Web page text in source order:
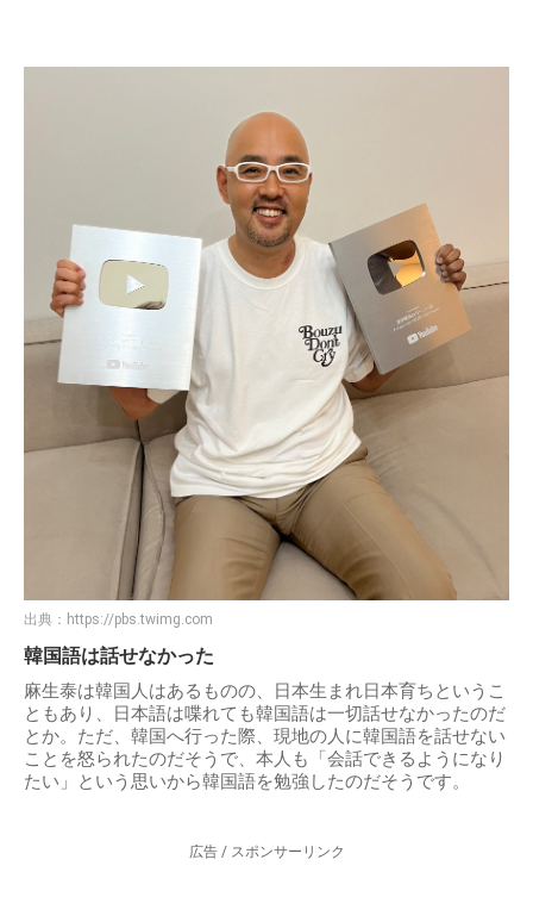
出典： https://pbs.twimg.com
韓国語は話せなかった
麻生泰は韓国人はあるものの、日本生まれ日本育ちというこ
ともあり、日本語は喋れても韓国語は一切話せなかったのだ
とか。ただ、韓国へ行った際、現地の人に韓国語を話せない
ことを怒られたのだそうで、本人も「会話できるようになり
たい」という思いから韓国語を勉強したのだそうです。
広告 / スポンサーリンク